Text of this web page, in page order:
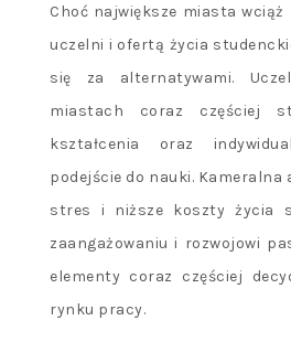
Choć największe miasta
uczelni i ofertą życia
się za alternatywami.
miastach coraz częściej
kształcenia oraz
podejście do nauki.
stres i niższe koszty życia
zaangażowaniu i rozwojowi
elementy coraz częściej
rynku pracy.